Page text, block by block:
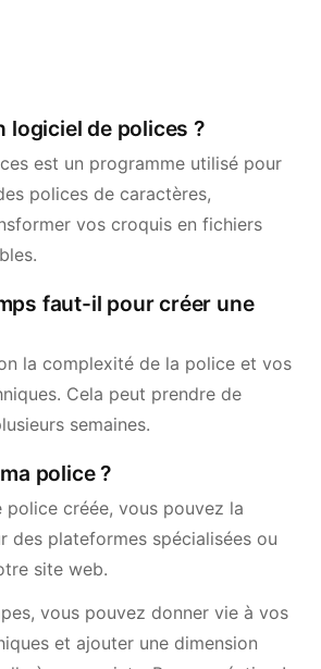
logiciel de polices ?
est un programme utilisé pour
polices de caractères,
vos croquis en fichiers
faut-il pour créer une
la complexité de la police et vos
Cela peut prendre de
semaines.
police ?
police créée, vous pouvez la
des plateformes spécialisées ou
site web.
vous pouvez donner vie à vos
et ajouter une dimension